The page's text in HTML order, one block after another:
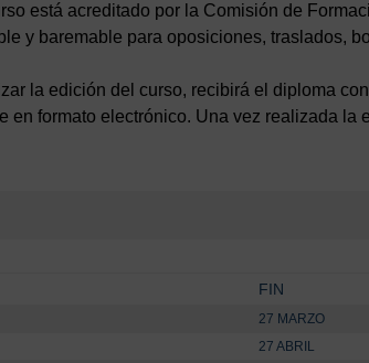
está acreditado por la Comisión de
y baremable para oposiciones, traslados,
la edición del curso, recibirá el diploma
en formato electrónico. Una vez realizada la
FIN
27 MARZO
27 ABRIL